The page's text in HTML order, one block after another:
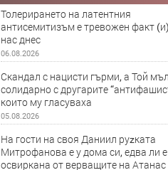
Толерирането на латентния
антисемитизъм е тревожен факт
нас днес
06.08.2026
Скандал с нацисти гърми, а Той
солидарно с другарите
които му гласуваха
05.08.2026
На гости на своя Даниил руzката
Митрофанова е у дома си, едва ли е
освиркана от верващите на Атанас